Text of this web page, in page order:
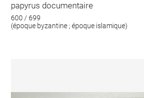
papyrus documentaire
600 / 699
(époque byzantine ; époque islamique)